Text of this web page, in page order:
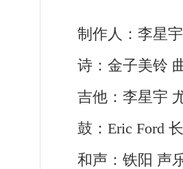
制作人：李星宇
诗：金子美铃 曲
吉他：李星宇 尤
鼓：Eric Ford 长
和声：铁阳 声乐